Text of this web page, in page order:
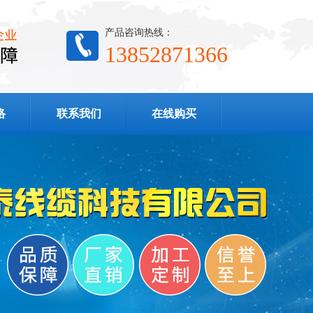
产品咨询热线：
13852871366
联系我们 在线购买